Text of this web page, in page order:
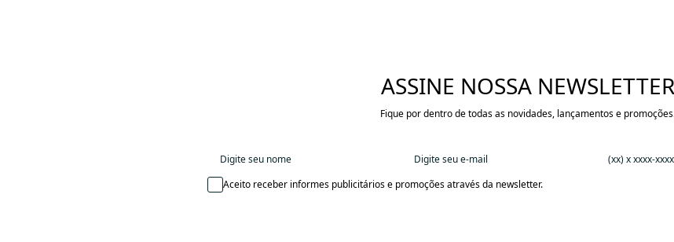
ASSINE NOSSA NEWSLETTER
Fique por dentro de todas as novidades, lançamentos e
Aceito receber informes publicitários e promoções através da newsletter.